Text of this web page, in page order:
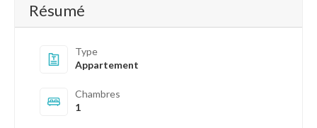
Résumé
Type
Appartement
Chambres
1